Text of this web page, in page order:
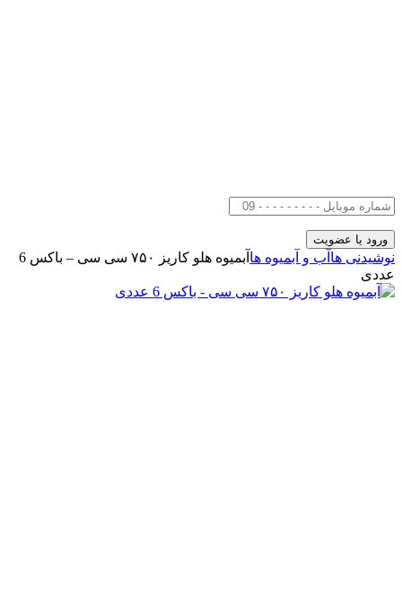
نوشیدنی ها آب و آبمیوه ها
آبمیوه هلو کاریز ۷۵۰ سی سی – باکس 6
عددی